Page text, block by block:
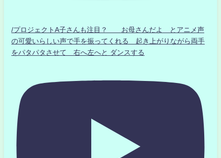
/プロジェクトA子さんも注目？ お母さんだよ とアニメ声
の可愛いらしい声で手を振ってくれる 起き上がりながら両手
をパタパタさせて 右へ左へと ダンスする